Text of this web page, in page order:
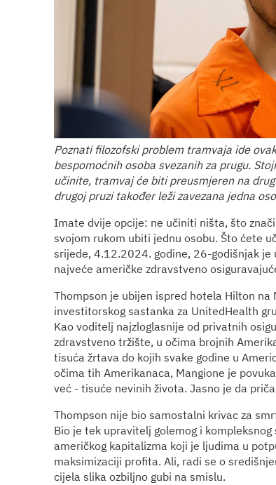
Poznati filozofski problem tramvaja ide
bespomoćnih osoba svezanih za prugu.
učinite, tramvaj će biti preusmjeren na
drugoj pruzi također leži zavezana jedna
Imate dvije opcije: ne učiniti ništa, što
svojom rukom ubiti jednu osobu. Što ćete
srijede, 4.12.2024. godine, 26-godišnjak je
najveće američke zdravstveno
Thompson je ubijen ispred hotela Hilton
investitorskog sastanka za UnitedHealth
Kao voditelj najzloglasnije od privatnih
zdravstveno tržište, u očima brojnih
tisuća žrtava do kojih svake godine u
očima tih Amerikanaca, Mangione je
već - tisuće nevinih života. Jasno je da
Thompson nije bio samostalni krivac za
Bio je tek upravitelj golemog i
američkog kapitalizma koji je ljudima u
maksimizaciji profita. Ali, radi se o
cijela slika ozbiljno gubi na smislu.